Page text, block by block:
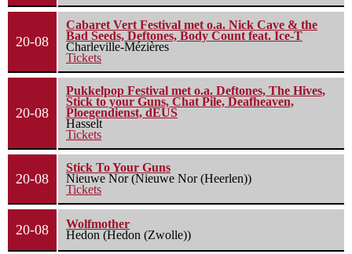
20-08
Cabaret Vert Festival met o.a. Nick Cave & the
Bad Seeds, Deftones, Body Count feat. Ice-T
Charleville-Mézières
Tickets
20-08
Pukkelpop Festival met o.a. Deftones, The Hives,
Stick to your Guns, Chat Pile, Deafheaven,
Ploegendienst, dEUS
Hasselt
Tickets
20-08
Stick To Your Guns
Nieuwe Nor (Nieuwe Nor (Heerlen))
Tickets
20-08
Wolfmother
Hedon (Hedon (Zwolle))